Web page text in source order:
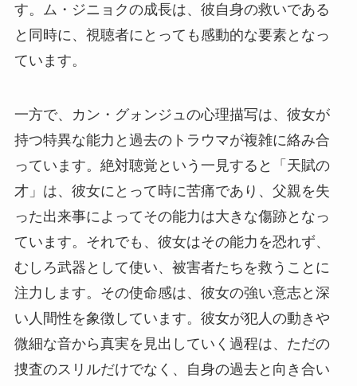
す。ム・ジニョクの成長は、彼自身の救いである
と同時に、視聴者にとっても感動的な要素となっ
ています。
一方で、カン・グォンジュの心理描写は、彼女が
持つ特異な能力と過去のトラウマが複雑に絡み合
っています。絶対聴覚という一見すると「天賦の
才」は、彼女にとって時に苦痛であり、父親を失
った出来事によってその能力は大きな傷跡となっ
ています。それでも、彼女はその能力を恐れず、
むしろ武器として使い、被害者たちを救うことに
注力します。その使命感は、彼女の強い意志と深
い人間性を象徴しています。彼女が犯人の動きや
微細な音から真実を見出していく過程は、ただの
捜査のスリルだけでなく、自身の過去と向き合い